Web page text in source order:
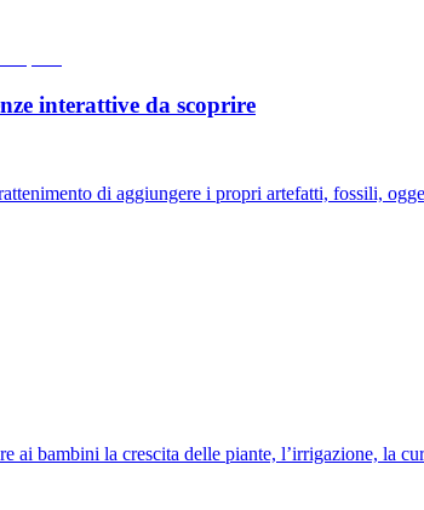
interattive da scoprire
di aggiungere i propri artefatti, fossili,
bambini la crescita delle piante, l’irrigazione, la